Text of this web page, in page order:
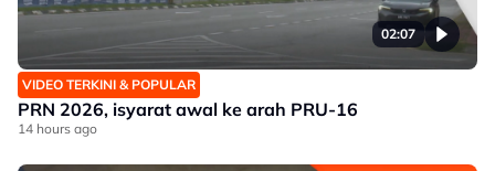
02:07
VIDEO TERKINI & POPULAR
PRN 2026, isyarat awal ke arah PRU-16
14 hours ago